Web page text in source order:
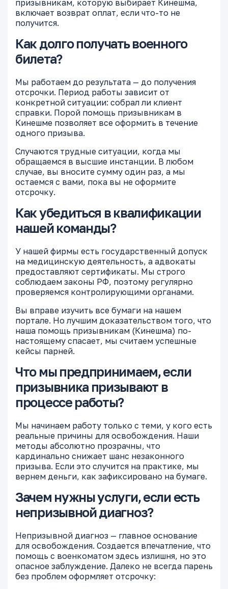
призывникам, которую выбирает Кинешма,
включает возврат оплат, если что-то не
получится.
Как долго получать военного
билета?
Мы работаем до результата — до получения
отсрочки. Период работы зависит от
конкретной ситуации: собрал ли клиент
справки. Порой помощь призывникам в
Кинешме позволяет все оформить в течение
одного призыва.
Случаются трудные ситуации, когда мы
обращаемся в высшие инстанции. В любом
случае, вы вносите сумму один раз, а мы
остаемся с вами, пока вы не оформите
отсрочку.
Как убедиться в квалификации
нашей команды?
У нашей фирмы есть государственный допуск
на медицинскую деятельность, а адвокаты
предоставляют сертификаты. Мы строго
соблюдаем законы РФ, поэтому регулярно
проверяемся контролирующими органами.
Вы вправе изучить все бумаги на нашем
портале. Но лучшим доказательством того, что
наша помощь призывникам (Кинешма) по-
настоящему спасает, мы считаем успешные
кейсы парней.
Что мы предпринимаем, если
призывника призывают в
процессе работы?
Мы начинаем работу только с теми, у кого есть
реальные причины для освобождения. Наши
методы абсолютно прозрачны, что
кардинально снижает шанс незаконного
призыва. Если это случится на практике, мы
вернем деньги, как зафиксировано на бумаге.
Зачем нужны услуги, если есть
непризывной диагноз?
Непризывной диагноз — главное основание
для освобождения. Создается впечатление, что
помощь с военкоматом здесь излишня, но это
опасное заблуждение. Далеко не всегда парень
без проблем оформляет отсрочку: